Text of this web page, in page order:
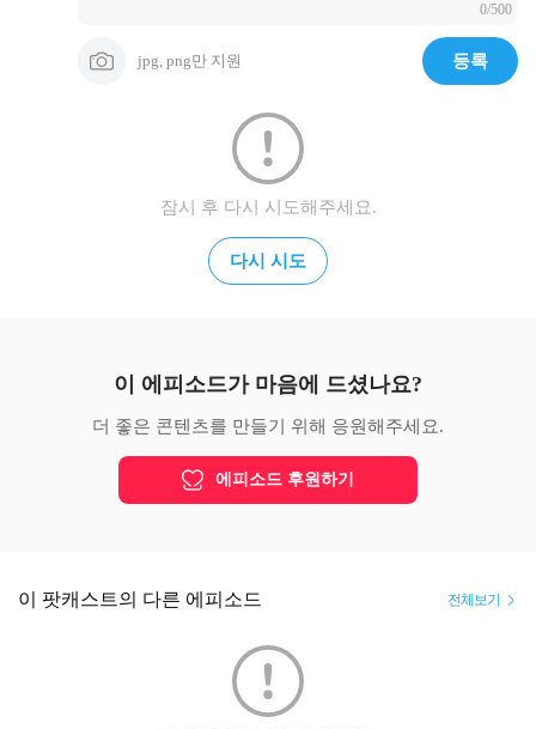
0/500
jpg, png만 지원 등록
잠시 후 다시 시도해주세요.
다시 시도
이 에피소드가 마음에 드셨나요?
더 좋은 콘텐츠를 만들기 위해 응원해주세요.
에피소드 후원하기
이 팟캐스트의 다른 에피소드 전체보기